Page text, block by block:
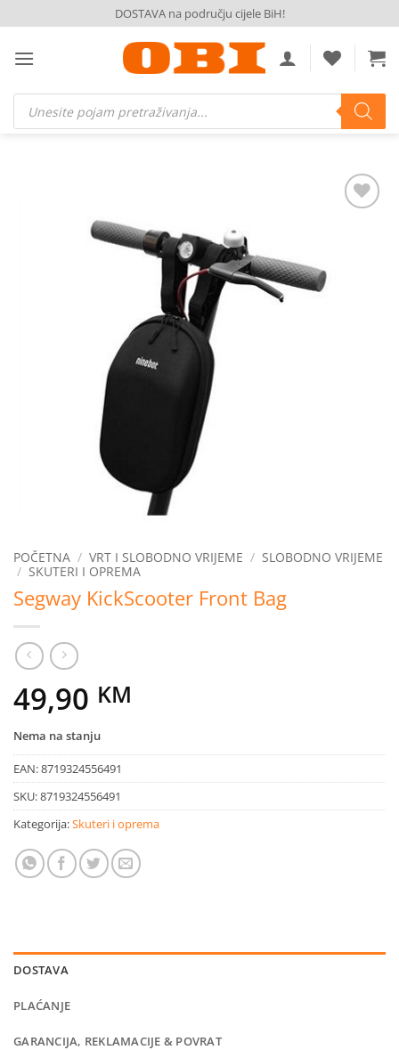
to
content
DOSTAVA na području cijele BiH!
Products
search
POČETNA / VRT I SLOBODNO VRIJEME / SLOBODNO VRIJEME
/ SKUTERI I OPREMA
Segway KickScooter Front Bag
49,90 KM
Nema na stanju
EAN:8719324556491
SKU:8719324556491
Kategorija:Skuteri i oprema
DOSTAVA
PLAĆANJE
GARANCIJA, REKLAMACIJE & POVRAT